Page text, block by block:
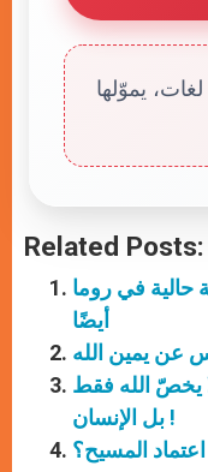
يموّلها
Related Posts:
حالية في روما
أيضًا
عن يمين الله
يخصّ الله فقط
بل الإنسان !
المسيح؟